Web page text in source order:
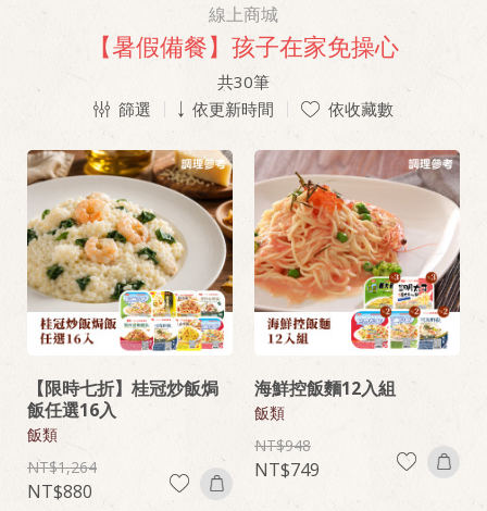
線上商城
【暑假備餐】孩子在家免操心
共30筆
篩選
依更新時間 依收藏數
【限時七折】桂冠炒飯焗
飯任選16入
飯類
1,264
880
海鮮控飯麵12入組
飯類
948
749